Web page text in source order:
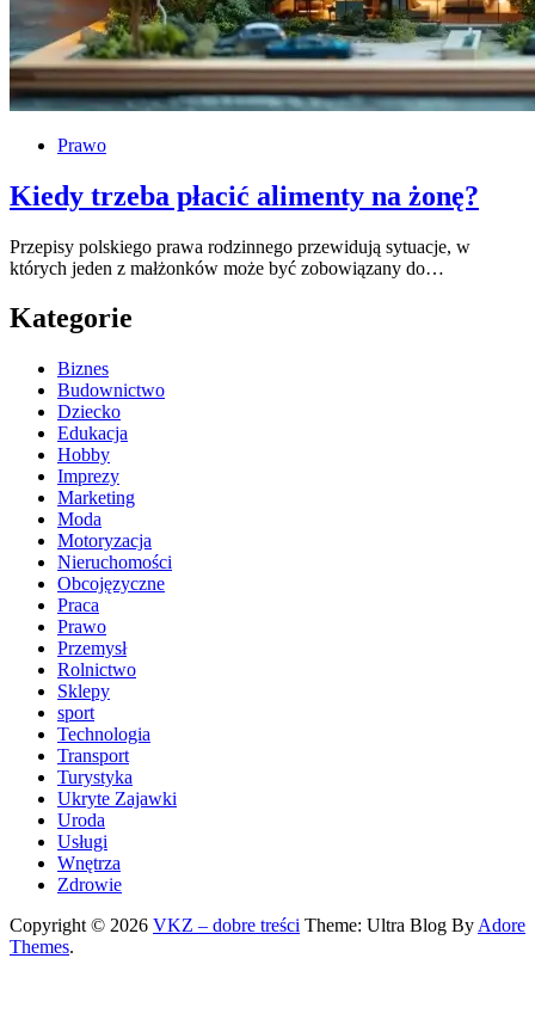
Prawo
Kiedy trzeba płacić alimenty na żonę?
Przepisy polskiego prawa rodzinnego przewidują sytuacje, w
których jeden z małżonków może być zobowiązany do…
Kategorie
Biznes
Budownictwo
Dziecko
Edukacja
Hobby
Imprezy
Marketing
Moda
Motoryzacja
Nieruchomości
Obcojęzyczne
Praca
Prawo
Przemysł
Rolnictwo
Sklepy
sport
Technologia
Transport
Turystyka
Ukryte Zajawki
Uroda
Usługi
Wnętrza
Zdrowie
Copyright © 2026 VKZ – dobre treści Theme: Ultra Blog By Adore
Themes.